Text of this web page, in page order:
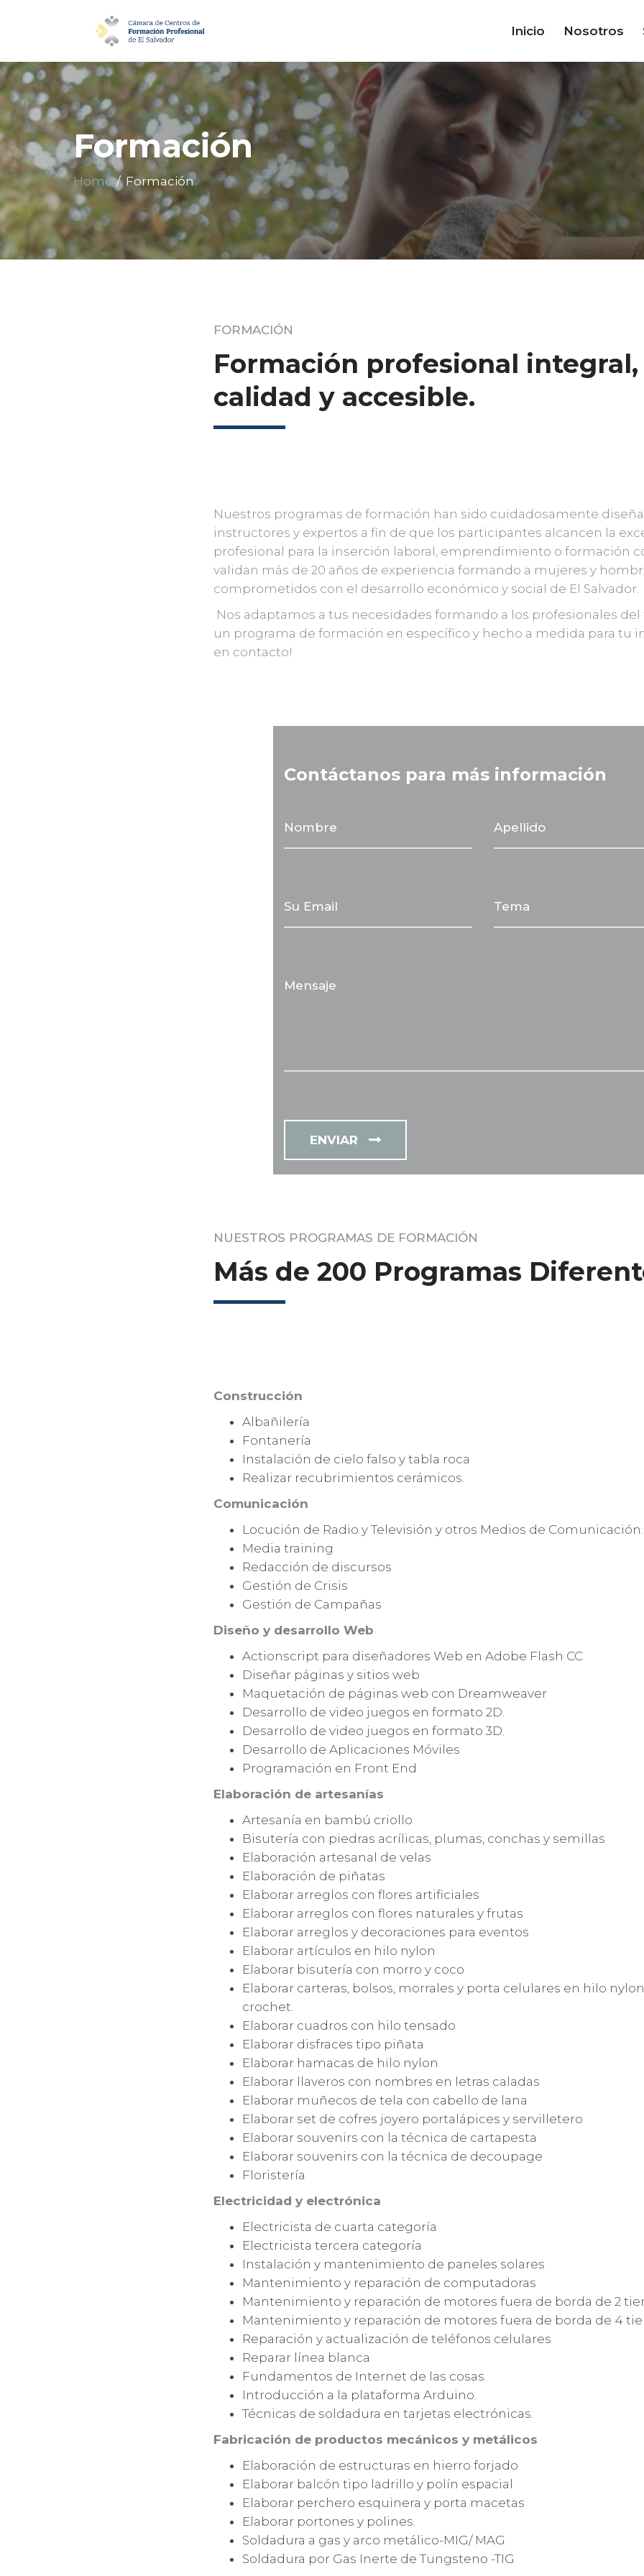
Inicio Nosotros
Formación
Home Formación
FORMACIÓN
Formación profesional integral,
calidad y accesible.
Nuestros programas de formación han sido cuidadosamente
instructores y expertos a fin de que los participantes alcancen la
profesional para la inserción laboral, emprendimiento o formación
validan más de 20 años de experiencia formando a mujeres y
comprometidos con el desarrollo económico y social de El Salvador.
Nos adaptamos a tus necesidades formando a los profesionales del
un programa de formación en específico y hecho a medida para tu
en contacto!
Contáctanos para más información
ENVIAR
NUESTROS PROGRAMAS DE FORMACIÓN
Más de 200 Programas
Construcción
Albañilería
Fontanería
Instalación de cielo falso y tabla roca
Realizar recubrimientos cerámicos.
Comunicación
Locución de Radio y Televisión y otros Medios de Comunicación.
Media training
Redacción de discursos
Gestión de Crisis
Gestión de Campañas
Diseño y desarrollo Web
Actionscript para diseñadores Web en Adobe Flash CC
Diseñar páginas y sitios web
Maquetación de páginas web con Dreamweaver
Desarrollo de video juegos en formato 2D.
Desarrollo de video juegos en formato 3D.
Desarrollo de Aplicaciones Móviles
Programación en Front End
Elaboración de artesanías
Artesanía en bambú criollo
Bisutería con piedras acrílicas, plumas, conchas y semillas
Elaboración artesanal de velas
Elaboración de piñatas
Elaborar arreglos con flores artificiales
Elaborar arreglos con flores naturales y frutas
Elaborar arreglos y decoraciones para eventos
Elaborar artículos en hilo nylon
Elaborar bisutería con morro y coco
Elaborar carteras, bolsos, morrales y porta celulares en hilo
crochet.
Elaborar cuadros con hilo tensado
Elaborar disfraces tipo piñata
Elaborar hamacas de hilo nylon
Elaborar llaveros con nombres en letras caladas
Elaborar muñecos de tela con cabello de lana
Elaborar set de cofres joyero portalápices y servilletero
Elaborar souvenirs con la técnica de cartapesta
Elaborar souvenirs con la técnica de decoupage
Floristería
Electricidad y electrónica
Electricista de cuarta categoría
Electricista tercera categoría
Instalación y mantenimiento de paneles solares
Mantenimiento y reparación de computadoras
Mantenimiento y reparación de motores fuera de borda de 2
Mantenimiento y reparación de motores fuera de borda de 4
Reparación y actualización de teléfonos celulares
Reparar línea blanca
Fundamentos de Internet de las cosas.
Introducción a la plataforma Arduino.
Técnicas de soldadura en tarjetas electrónicas.
Fabricación de productos mecánicos y metálicos
Elaboración de estructuras en hierro forjado
Elaborar balcón tipo ladrillo y polín espacial
Elaborar perchero esquinera y porta macetas
Elaborar portones y polines.
Soldadura a gas y arco metálico-MIG/ MAG.
Soldadura por Gas Inerte de Tungsteno -TIG